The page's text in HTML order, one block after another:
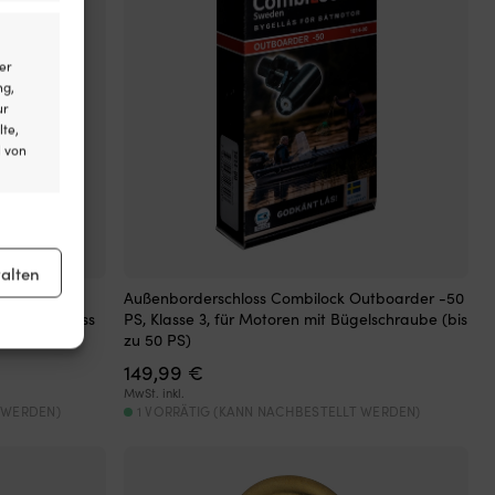
von
Außenborderschloss Combilock Outboarder -50
PS, Klasse 3, für Motoren mit Bügelschraube (bis
zu 50 PS)
149,99 €
MwSt. inkl.
1 VORRÄTIG (KANN NACHBESTELLT WERDEN)